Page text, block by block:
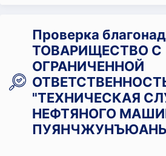
Проверка
ТОВАРИЩЕСТВО С
ОГРАНИЧЕННОЙ
"ТЕХНИЧЕСКАЯ
НЕФТЯНОГО